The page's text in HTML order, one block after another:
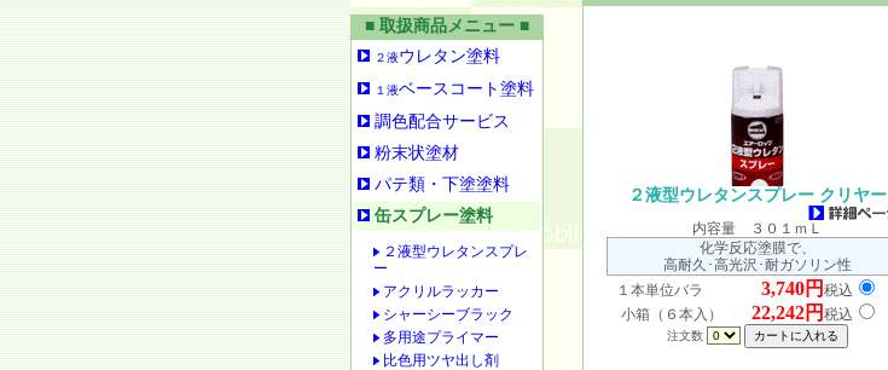
■ 取扱商品メニュー ■
２液ウレタン塗料
１液ベースコート塗料
調色配合サービス
粉末状塗材
パテ類・下塗塗料
缶スプレー塗料
２液型ウレタンスプレ
ー
アクリルラッカー
シャーシーブラック
多用途プライマー
比色用ツヤ出し剤
２液型ウレタンスプレー クリヤー
内容量 ３０１ｍＬ
化学反応塗膜で、
高耐久･高光沢･耐ガソリン性
１本単位バラ 3,740円 税込
小箱（６本入） 22,242円 税込
注文数